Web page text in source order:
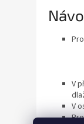
V
V